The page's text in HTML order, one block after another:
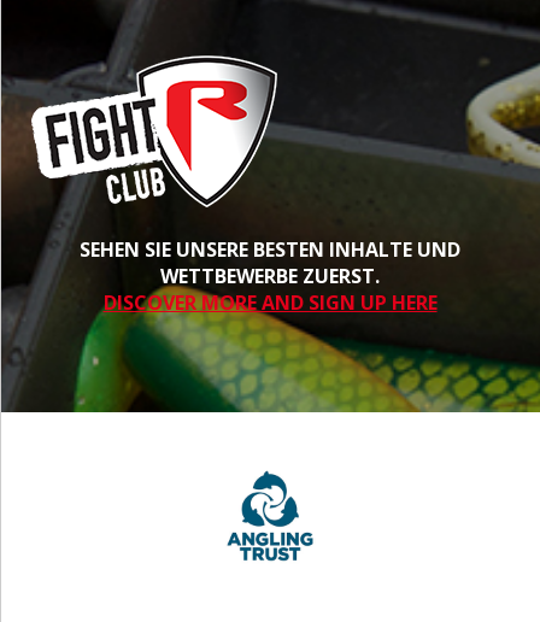
SEHEN SIE UNSERE BESTEN INHALTE UND
WETTBEWERBE ZUERST.
DISCOVER MORE AND SIGN UP HERE